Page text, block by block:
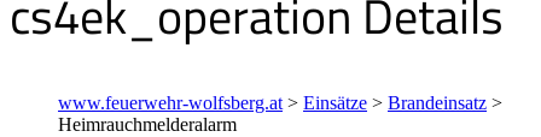
cs4ek_operation Details
www.feuerwehr-wolfsberg.at > Einsätze > Brandeinsatz >
Heimrauchmelderalarm